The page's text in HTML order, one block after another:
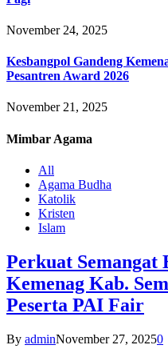
November 24, 2025
Kesbangpol Gandeng
Pesantren Award 2026
November 21, 2025
Mimbar Agama
All
Agama Budha
Katolik
Kristen
Islam
Perkuat Semangat
Kemenag Kab.
Peserta PAI Fair
By adminNovember 27, 20250